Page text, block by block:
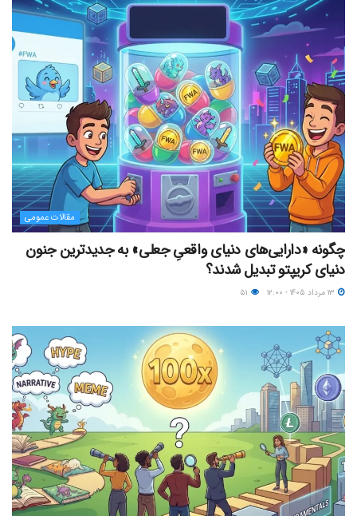
مقالات عمومی
چگونه «دارایی‌های دنیای واقعیِ جعلی» به جدیدترین جنون
دنیای کریپتو تبدیل شدند؟